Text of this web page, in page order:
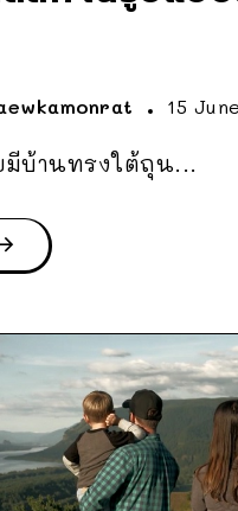
15
มีบ้านทรงใต้ถุน...